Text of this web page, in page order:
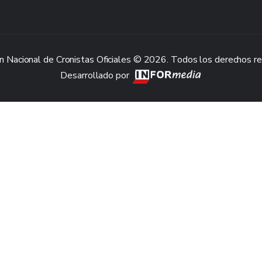
Nacional de Cronistas Oficiales © 2026. Todos los derechos
Desarrollado por